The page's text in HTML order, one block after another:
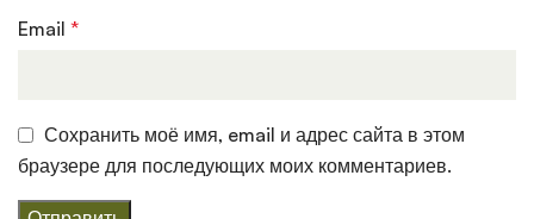
Email*
Сохранить моё имя, email и адрес сайта в этом
браузере для последующих моих комментариев.